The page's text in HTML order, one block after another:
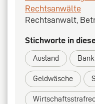
Rechtsanwälte
Rechtsanwalt,
Stichworte in
Ausland Bank
Geldwäsche